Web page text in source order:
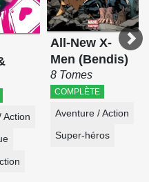
Action
All-New X-
Men (Bendis)
8 Tomes
COMPLÈTE
Aventure / Action
Super-héros